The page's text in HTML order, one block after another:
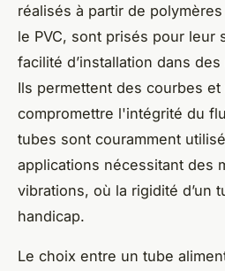
réalisés à partir de
le PVC, sont prisés pour leur
facilité d’installation dans
Ils permettent des courbes et
compromettre l'intégrité du
tubes sont couramment
applications nécessitant des
vibrations, où la rigidité d’un
handicap.
Le choix entre un tube